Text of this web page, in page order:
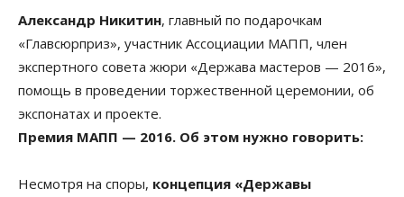
Александр Никитин, главный по подарочкам
«Главсюрприз», участник Ассоциации МАПП, член
экспертного совета жюри «Держава мастеров — 2016»,
помощь в проведении торжественной церемонии, об
экспонатах и проекте.
Премия МАПП — 2016. Об этом нужно говорить:
Несмотря на споры, концепция «Державы